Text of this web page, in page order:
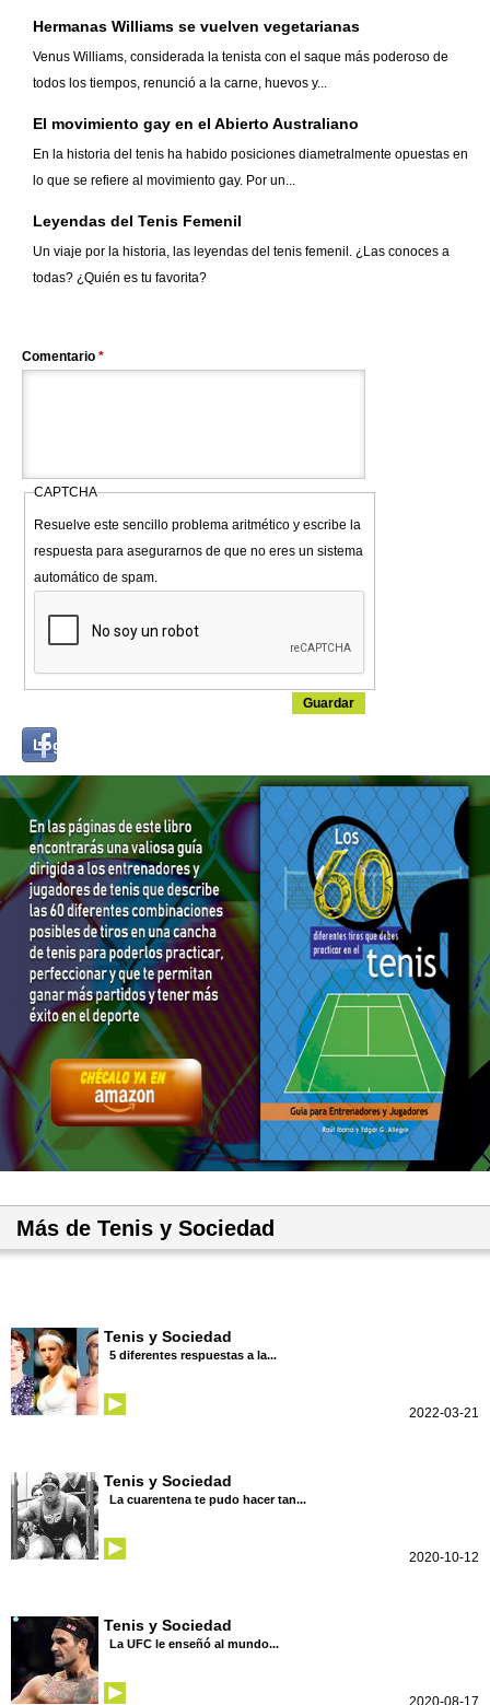
Hermanas Williams se vuelven vegetarianas
Venus Williams, considerada la tenista con el saque más poderoso de
todos los tiempos, renunció a la carne, huevos y...
El movimiento gay en el Abierto Australiano
En la historia del tenis ha habido posiciones diametralmente opuestas en
lo que se refiere al movimiento gay. Por un...
Leyendas del Tenis Femenil
Un viaje por la historia, las leyendas del tenis femenil. ¿Las conoces a
todas? ¿Quién es tu favorita?
Comentario *
CAPTCHA
Resuelve este sencillo problema aritmético y escribe la
respuesta para asegurarnos de que no eres un sistema
automático de spam.
Log in with...
Más de Tenis y Sociedad
Tenis y Sociedad
5 diferentes respuestas a la...
2022-03-21
Tenis y Sociedad
La cuarentena te pudo hacer tan...
2020-10-12
Tenis y Sociedad
La UFC le enseñó al mundo...